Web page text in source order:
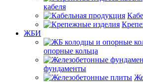
кабеля
ЖБИ
опорные кольца
фундаменты